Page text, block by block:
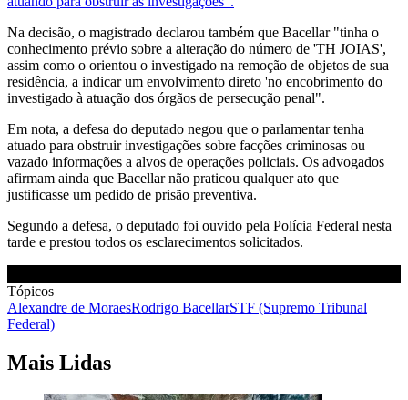
Na decisão, o magistrado declarou também que Bacellar "tinha o
conhecimento prévio sobre a alteração do número de 'TH JOIAS',
assim como o orientou o investigado na remoção de objetos de sua
residência, a indicar um envolvimento direto 'no encobrimento do
investigado à atuação dos órgãos de persecução penal".
Em nota, a defesa do deputado negou que o parlamentar tenha
atuado para obstruir investigações sobre facções criminosas ou
vazado informações a alvos de operações policiais. Os advogados
afirmam ainda que Bacellar não praticou qualquer ato que
justificasse um pedido de prisão preventiva.
Segundo a defesa, o deputado foi ouvido pela Polícia Federal nesta
tarde e prestou todos os esclarecimentos solicitados.
Tópicos
Alexandre de MoraesRodrigo BacellarSTF (Supremo Tribunal
Federal)
Mais Lidas